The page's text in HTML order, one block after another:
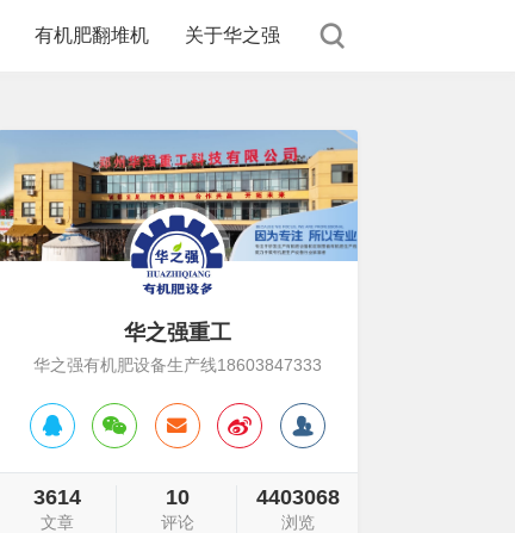
有机肥翻堆机 关于华之强
华之强重工
华之强有机肥设备生产线18603847333
3614
文章
10
评论
4403068
浏览